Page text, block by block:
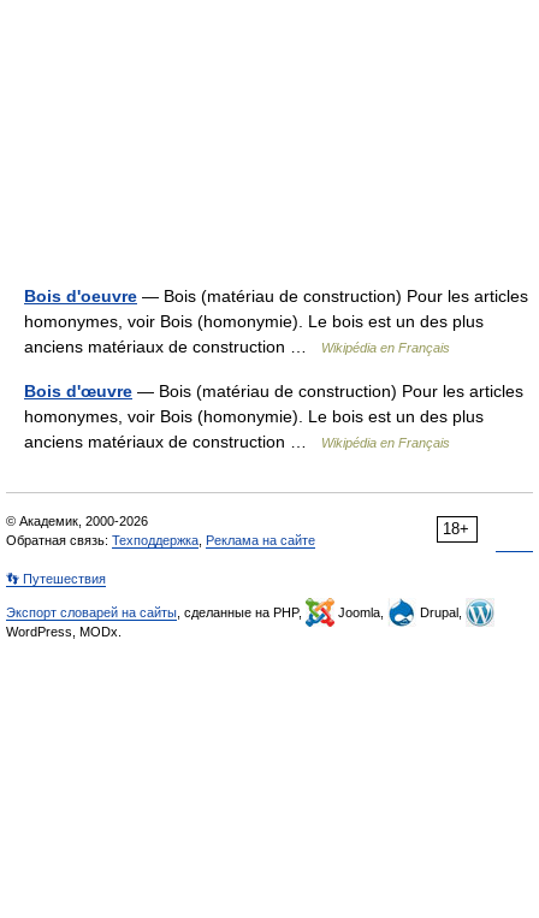
Bois d'oeuvre — Bois (matériau de construction) Pour les articles
homonymes, voir Bois (homonymie). Le bois est un des plus
anciens matériaux de construction …
Wikipédia en Français
Bois d'œuvre — Bois (matériau de construction) Pour les articles
homonymes, voir Bois (homonymie). Le bois est un des plus
anciens matériaux de construction …
Wikipédia en Français
18+
© Академик, 2000-2026
Обратная связь: Техподдержка Реклама на сайте
👣 Путешествия
Экспорт словарей на сайты , сделанные на PHP, Joomla,
Drupal,
WordPress, MODx.